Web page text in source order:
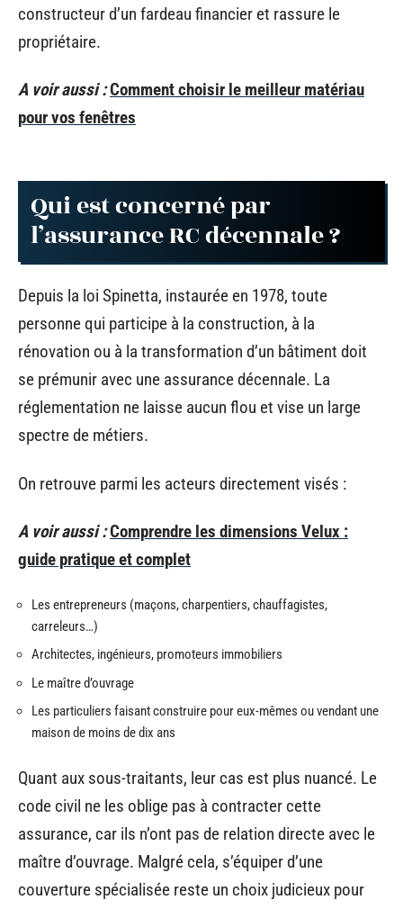
constructeur d’un fardeau financier et rassure le
propriétaire.
A voir aussi :Comment choisir le meilleur matériau
pour vos fenêtres
Qui est concerné par
l’assurance RC décennale ?
Depuis la loi Spinetta, instaurée en 1978, toute
personne qui participe à la construction, à la
rénovation ou à la transformation d’un bâtiment doit
se prémunir avec une assurance décennale. La
réglementation ne laisse aucun flou et vise un large
spectre de métiers.
On retrouve parmi les acteurs directement visés :
A voir aussi :Comprendre les dimensions Velux :
guide pratique et complet
Les entrepreneurs (maçons, charpentiers, chauffagistes,
carreleurs…)
Architectes, ingénieurs, promoteurs immobiliers
Le maître d’ouvrage
Les particuliers faisant construire pour eux-mêmes ou vendant une
maison de moins de dix ans
Quant aux sous-traitants, leur cas est plus nuancé. Le
code civil ne les oblige pas à contracter cette
assurance, car ils n’ont pas de relation directe avec le
maître d’ouvrage. Malgré cela, s’équiper d’une
couverture spécialisée reste un choix judicieux pour